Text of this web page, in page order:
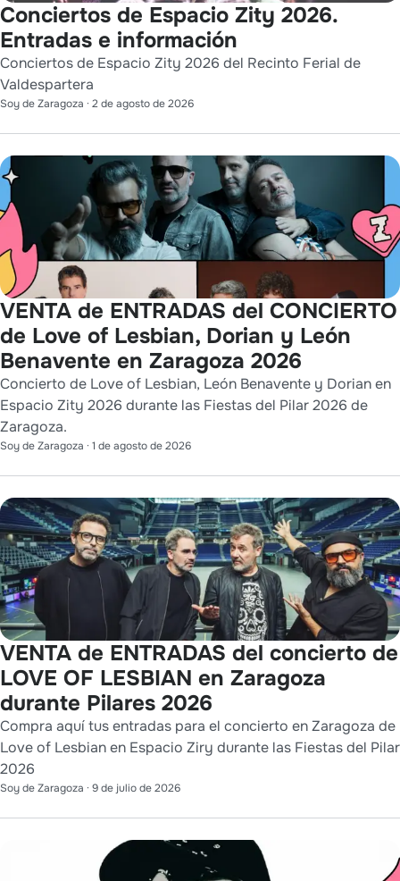
Conciertos de Espacio Zity 2026.
Entradas e información
Conciertos de Espacio Zity 2026 del Recinto Ferial de
Valdespartera
Soy de Zaragoza · 2 de agosto de 2026
VENTA de ENTRADAS del CONCIERTO
de Love of Lesbian, Dorian y León
Benavente en Zaragoza 2026
Concierto de Love of Lesbian, León Benavente y Dorian en
Espacio Zity 2026 durante las Fiestas del Pilar 2026 de
Zaragoza.
Soy de Zaragoza · 1 de agosto de 2026
VENTA de ENTRADAS del concierto de
LOVE OF LESBIAN en Zaragoza
durante Pilares 2026
Compra aquí tus entradas para el concierto en Zaragoza de
Love of Lesbian en Espacio Ziry durante las Fiestas del Pilar
2026
Soy de Zaragoza · 9 de julio de 2026